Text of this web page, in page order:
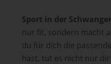
Sport in der
nur fit, sondern macht
du für dich die
hast, tut es nicht nur